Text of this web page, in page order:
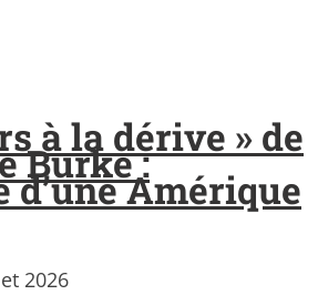
à la dérive » de
Burke :
Amérique
2026